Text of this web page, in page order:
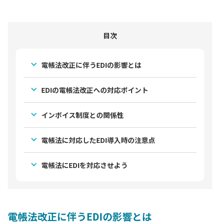
目次
電帳法改正に伴うEDIの影響とは
EDIの電帳法改正への対応ポイント
インボイス制度との関係性
電帳法に対応したEDI導入時の注意点
電帳法にEDIを対応させよう
電帳法改正に伴うEDIの影響とは